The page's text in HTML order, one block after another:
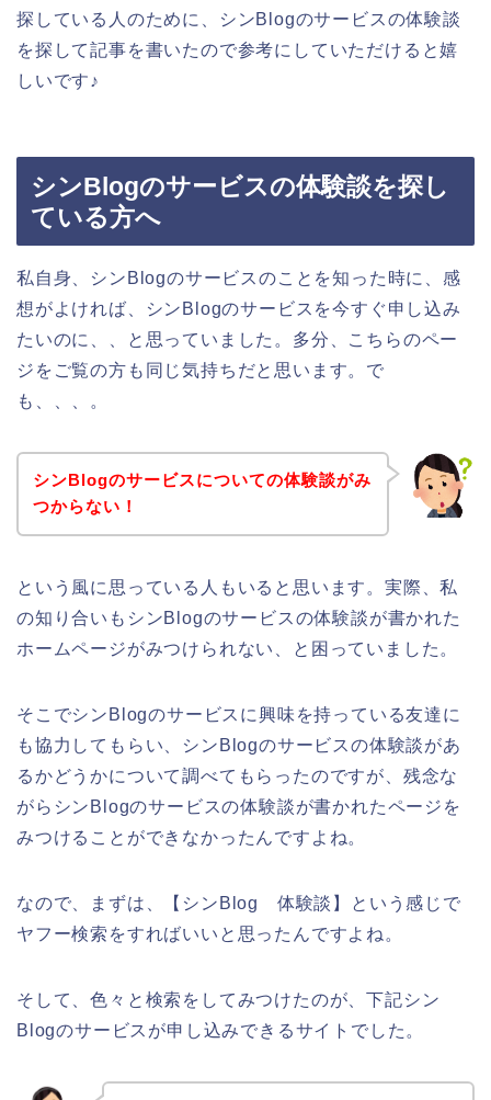
探している人のために、シンBlogのサービスの体験談
を探して記事を書いたので参考にしていただけると嬉
しいです♪
シンBlogのサービスの体験談を探し
ている方へ
私自身、シンBlogのサービスのことを知った時に、感
想がよければ、シンBlogのサービスを今すぐ申し込み
たいのに、、と思っていました。多分、こちらのペー
ジをご覧の方も同じ気持ちだと思います。で
も、、、。
シンBlogのサービスについての体験談がみ
つからない！
という風に思っている人もいると思います。実際、私
の知り合いもシンBlogのサービスの体験談が書かれた
ホームページがみつけられない、と困っていました。
そこでシンBlogのサービスに興味を持っている友達に
も協力してもらい、シンBlogのサービスの体験談があ
るかどうかについて調べてもらったのですが、残念な
がらシンBlogのサービスの体験談が書かれたページを
みつけることができなかったんですよね。
なので、まずは、【シンBlog 体験談】という感じで
ヤフー検索をすればいいと思ったんですよね。
そして、色々と検索をしてみつけたのが、下記シン
Blogのサービスが申し込みできるサイトでした。